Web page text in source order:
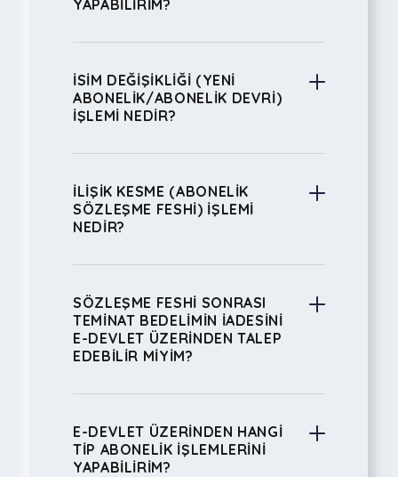
YAPABİLİRİM?
İSİM DEĞİŞİKLİĞİ (YENİ
ABONELİK/ABONELİK DEVRİ)
İŞLEMİ NEDİR?
İLİŞİK KESME (ABONELİK
SÖZLEŞME FESHİ) İŞLEMİ
NEDİR?
SÖZLEŞME FESHİ SONRASI
TEMİNAT BEDELİMİN İADESİNİ
E-DEVLET ÜZERİNDEN TALEP
EDEBİLİR MİYİM?
E-DEVLET ÜZERİNDEN HANGİ
TİP ABONELİK İŞLEMLERİNİ
YAPABİLİRİM?